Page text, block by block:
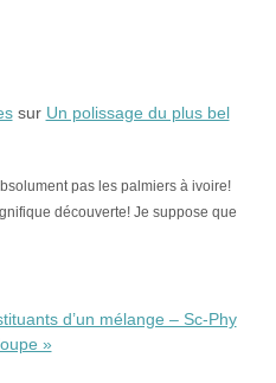
sur Un polissage du plus bel
pas les palmiers à ivoire!
découverte! Je suppose que
d’un mélange – Sc-Phy
»